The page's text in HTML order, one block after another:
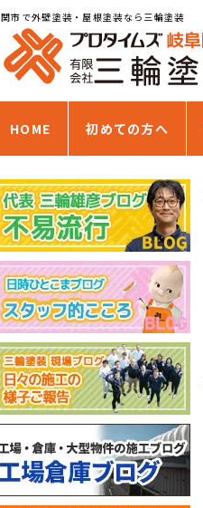
関市で外壁塗装・屋根塗装なら三輪塗装
HOME 初めての方へ